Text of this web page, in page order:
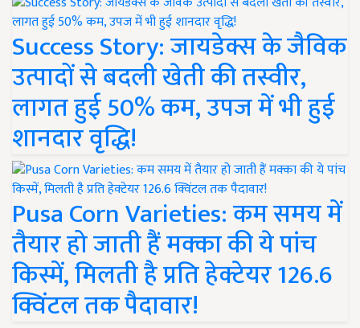
Success Story: जायडेक्स के जैविक
उत्पादों से बदली खेती की तस्वीर,
लागत हुई 50% कम, उपज में भी हुई
शानदार वृद्धि!
Pusa Corn Varieties: कम समय में
तैयार हो जाती हैं मक्का की ये पांच
किस्में, मिलती है प्रति हेक्टेयर 126.6
क्विंटल तक पैदावार!